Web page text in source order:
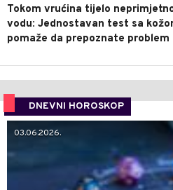
Tokom vrućina tijelo
vodu: Jednostavan test sa
pomaže da prepoznate problem
DNEVNI HOROSKOP
03.06.2026.